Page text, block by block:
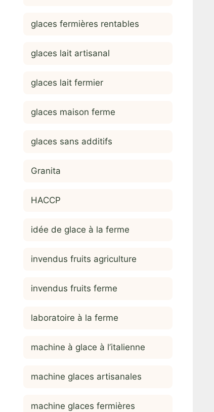
glaces fermières rentables
glaces lait artisanal
glaces lait fermier
glaces maison ferme
glaces sans additifs
Granita
HACCP
idée de glace à la ferme
invendus fruits agriculture
invendus fruits ferme
laboratoire à la ferme
machine à glace à l’italienne
machine glaces artisanales
machine glaces fermières